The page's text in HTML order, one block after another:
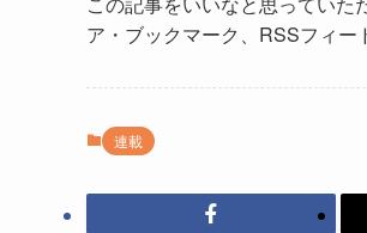
ア・ブックマーク、RSSフィー
連載